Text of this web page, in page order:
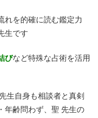
れを的確に読む鑑定力
生です
びなど特殊な占術を活用
生自身も相談者と真剣
年齢問わず、聖 先生の